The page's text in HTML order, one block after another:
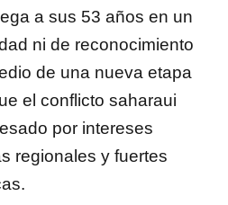
a sus 53 años en un
ni de reconocimiento
de una nueva etapa
el conflicto saharaui
por intereses
regionales y fuertes